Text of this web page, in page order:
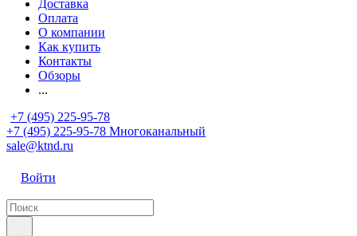
Доставка
Оплата
О компании
Как купить
Контакты
Обзоры
...
+7 (495) 225-95-78
+7 (495) 225-95-78 Многоканальный
sale@ktnd.ru
Войти